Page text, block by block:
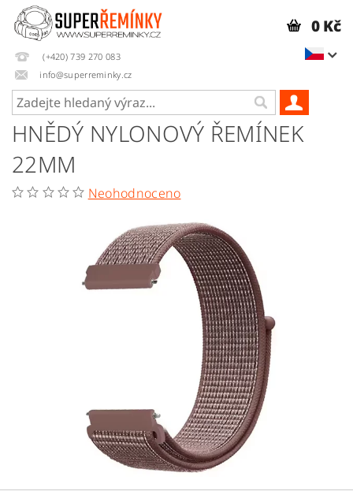
(+420) 739 270 083
info@superreminky.cz
0 Kč
HNĚDÝ NYLONOVÝ ŘEMÍNEK
22MM
Neohodnoceno